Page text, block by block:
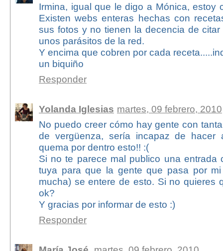
Irmina, igual que le digo a Mónica, estoy
Existen webs enteras hechas con
sus fotos y no tienen la decencia de
unos parásitos de la red.
Y encima que cobren por cada
un biquiño
Responder
Yolanda Iglesias martes, 09 febrero, 2010
No puedo creer cómo hay gente con
de vergüenza, sería incapaz de hacer
quema por dentro esto!! :(
Si no te parece mal publico una entrada
tuya para que la gente que pasa por
mucha) se entere de esto. Si no quieres
ok?
Y gracias por informar de esto :)
Responder